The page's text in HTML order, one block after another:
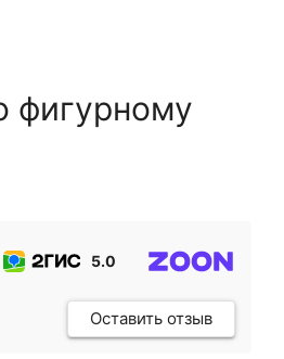
фигурному
5.0
Оставить отзыв